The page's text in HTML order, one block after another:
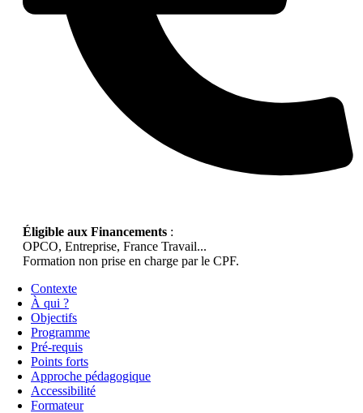
Éligible aux Financements :
OPCO, Entreprise, France Travail...
Formation non prise en charge par le CPF.
Contexte
À qui ?
Objectifs
Programme
Pré-requis
Points forts
Approche pédagogique
Accessibilité
Formateur